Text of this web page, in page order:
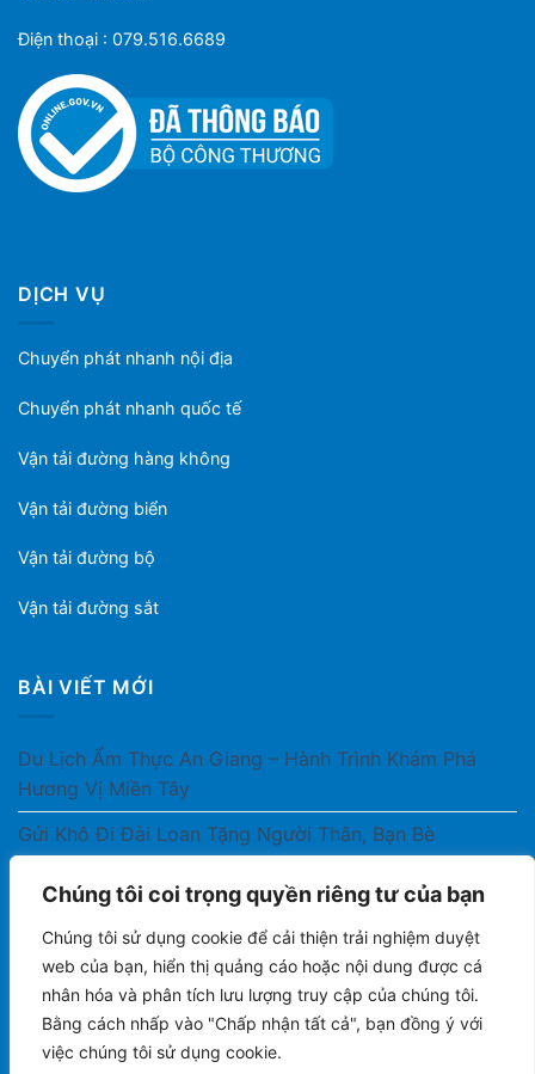
Chúng tôi coi trọng quyền riêng tư của bạn
Chúng tôi sử dụng cookie để cải thiện trải nghiệm duyệt
web của bạn, hiển thị quảng cáo hoặc nội dung được cá
nhân hóa và phân tích lưu lượng truy cập của chúng tôi.
Bằng cách nhấp vào "Chấp nhận tất cả", bạn đồng ý với
việc chúng tôi sử dụng cookie.
Điện thoại : 079.516.6689
DỊCH VỤ
Chuyển phát nhanh nội địa
Chuyển phát nhanh quốc tế
Vận tải đường hàng không
Vận tải đường biển
Vận tải đường bộ
Vận tải đường sắt
BÀI VIẾT MỚI
Du Lịch Ẩm Thực An Giang – Hành Trình Khám Phá
Hương Vị Miền Tây
Gửi Khô Đi Đài Loan Tặng Người Thân, Bạn Bè
Gửi Thuốc Cho Người Thân Ở Nước Ngoài Có Được
Không?
Gửi Công Văn, Tài Liệu Hỏa Tốc Từ Nam Ra Bắc
Gửi Cà Phê Đóng Gói Sang Áo Có Được Không?